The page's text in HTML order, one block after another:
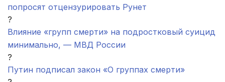
попросят отцензурировать Рунет
?
Влияние «групп смерти» на подростковый суицид
минимально, — МВД России
?
Путин подписал закон «О группах смерти»